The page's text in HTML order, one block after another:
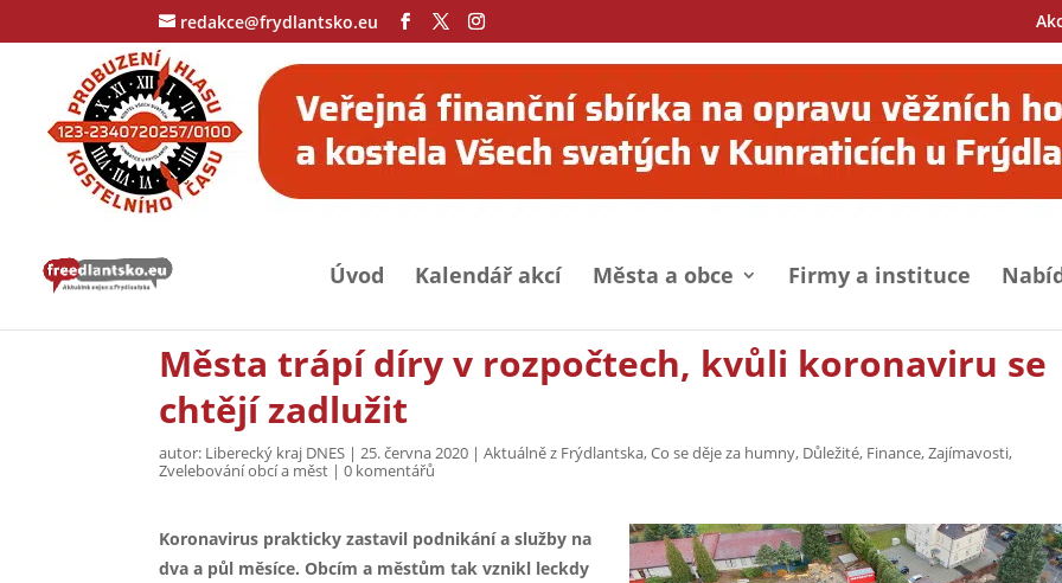
redakce@frydlantsko.eu
Úvod Kalendář akcí Města a obce Firmy a instituce
Města trápí díry v rozpočtech, kvůli koronaviru se
chtějí zadlužit
autor: Liberecký kraj DNES |25. června 2020 |Aktuálně z Frýdlantska,Co se děje za humny, Důležité, Finance,Zajímavosti,
Zvelebování obcí a měst |0 komentářů
Koronavirus prakticky zastavil podnikání a služby na
dva a půl měsíce. Obcím a městům tak vznikl leckdy